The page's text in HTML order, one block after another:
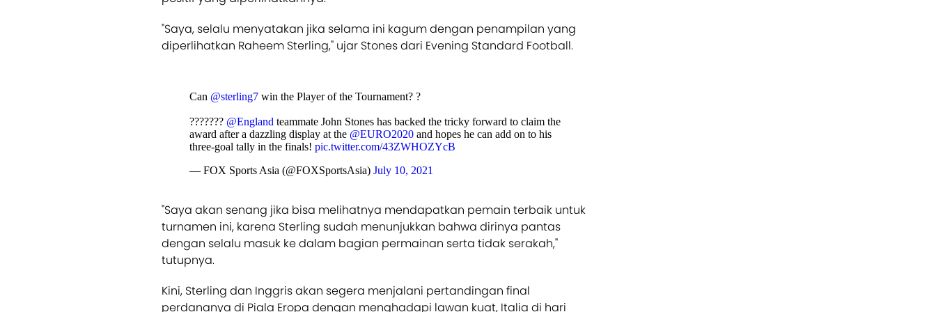
"Saya, selalu menyatakan jika selama ini kagum dengan penampilan yang
diperlihatkan Raheem Sterling," ujar Stones dari Evening Standard Football.
Can @sterling7 win the Player of the Tournament? ?
??????? @England teammate John Stones has backed the tricky forward to claim the
award after a dazzling display at the @EURO2020 and hopes he can add on to his
three-goal tally in the finals! pic.twitter.com/43ZWHOZYcB
— FOX Sports Asia (@FOXSportsAsia) July 10, 2021
"Saya akan senang jika bisa melihatnya mendapatkan pemain terbaik untuk
turnamen ini, karena Sterling sudah menunjukkan bahwa dirinya pantas
dengan selalu masuk ke dalam bagian permainan serta tidak serakah,"
tutupnya.
Kini, Sterling dan Inggris akan segera menjalani pertandingan final
perdananya di Piala Eropa dengan menghadapi lawan kuat, Italia di hari